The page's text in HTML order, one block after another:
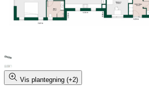
Vis plantegning (+2)